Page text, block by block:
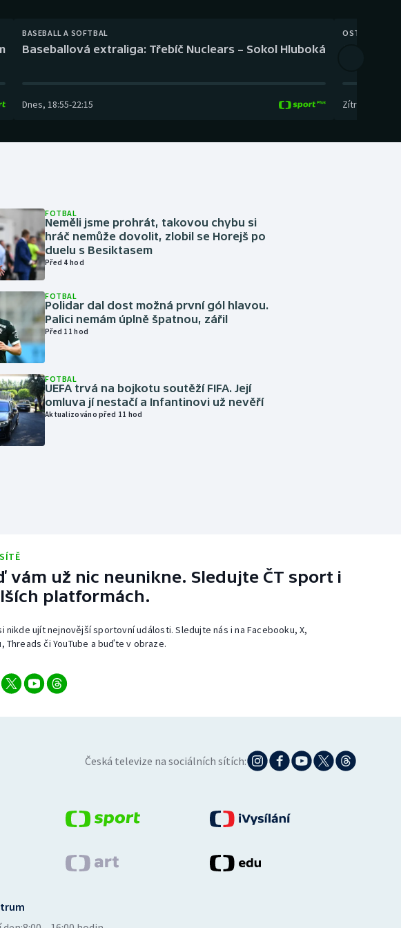
BASEBALL A SOFTBAL
Baseballová extraliga: Třebíč Nuclears – Sokol Hluboká
Dnes, 18:55-22:15
OSTATNÍ
Zítra
FOTBAL
Neměli jsme prohrát, takovou chybu si
hráč nemůže dovolit, zlobil se Horejš po
duelu s Besiktasem
Před 4 hod
FOTBAL
Polidar dal dost možná první gól hlavou.
Palici nemám úplně špatnou, zářil
Před 11 hod
FOTBAL
UEFA trvá na bojkotu soutěží FIFA. Její
omluva jí nestačí a Infantinovi už nevěří
Aktualizováno před 11 hod
vám už nic neunikne. Sledujte ČT sport i
platformách.
nikde ujít nejnovější sportovní události. Sledujte nás i na Facebooku, X,
Threads či YouTube a buďte v obraze.
Česká televize na sociálních sítích: